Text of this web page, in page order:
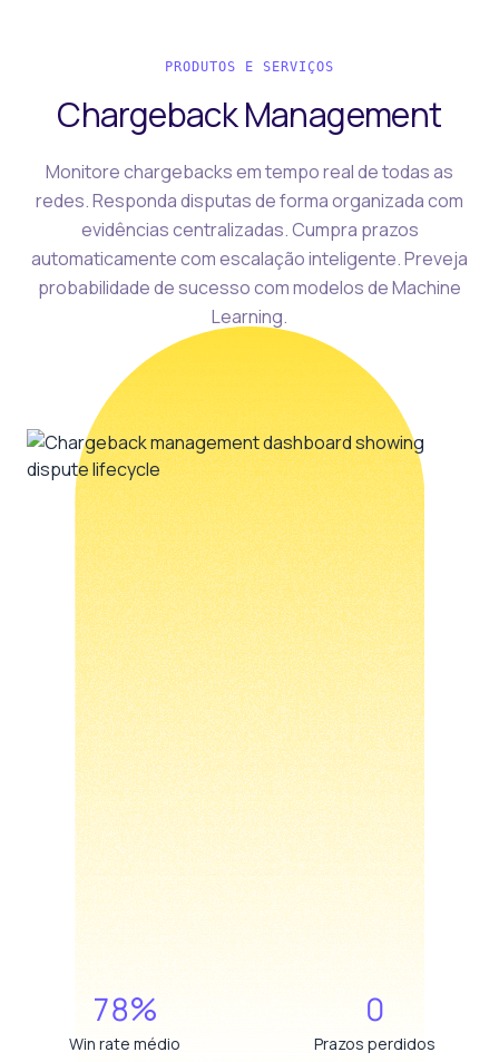
PRODUTOS E SERVIÇOS
Chargeback Management
Monitore chargebacks em tempo real de todas as
redes. Responda disputas de forma organizada com
evidências centralizadas. Cumpra prazos
automaticamente com escalação inteligente. Preveja
probabilidade de sucesso com modelos de Machine
Learning.
78%
Win rate médio
0
Prazos perdidos